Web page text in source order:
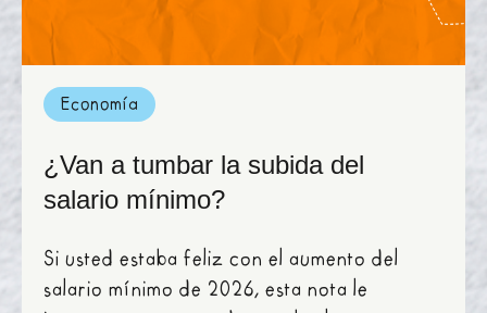
Economía
¿Van a tumbar la subida del
salario mínimo?
Si usted estaba feliz con el aumento del
salario mínimo de 2026, esta nota le